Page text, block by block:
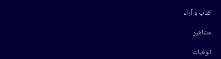
كتاب و آراء
مشاهير
الوفيات